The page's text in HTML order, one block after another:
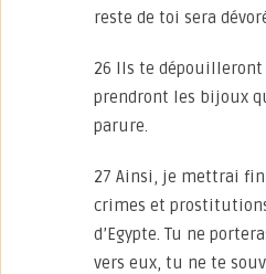
reste de toi sera
26 Ils te
prendront les bijoux
parure.
27 Ainsi, je mettrai
crimes et
d’Egypte. Tu ne
vers eux, tu ne te